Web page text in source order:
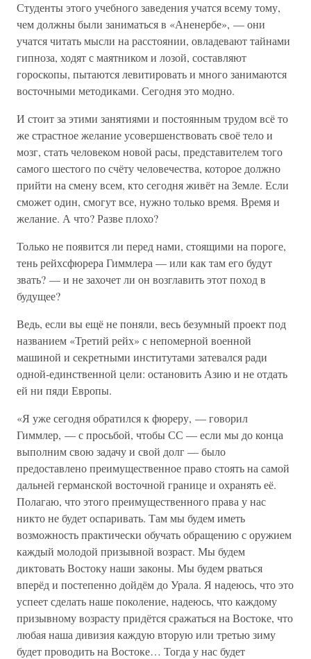
Студенты этого учебного заведения учатся всему тому,
чем должны были заниматься в «Аненербе», — они
учатся читать мысли на расстоянии, овладевают тайнами
гипноза, ходят с маятником и лозой, составляют
гороскопы, пытаются левитировать и много занимаются
восточными методиками. Сегодня это модно.
И стоит за этими занятиями и постоянным трудом всё то
же страстное желание усовершенствовать своё тело и
мозг, стать человеком новой расы, представителем того
самого шестого по счёту человечества, которое должно
прийти на смену всем, кто сегодня живёт на Земле. Если
сможет один, смогут все, нужно только время. Время и
желание. А что? Разве плохо?
Только не появится ли перед нами, стоящими на пороге,
тень рейхсфюрера Гиммлера — или как там его будут
звать? — и не захочет ли он возглавить этот поход в
будущее?
Ведь, если вы ещё не поняли, весь безумный проект под
названием «Третий рейх» с непомерной военной
машиной и секретными институтами затевался ради
одной-единственной цели: остановить Азию и не отдать
ей ни пяди Европы.
«Я уже сегодня обратился к фюреру, — говорил
Гиммлер, — с просьбой, чтобы СС — если мы до конца
выполним свою задачу и свой долг — было
предоставлено преимущественное право стоять на самой
дальней германской восточной границе и охранять её.
Полагаю, что этого преимущественного права у нас
никто не будет оспаривать. Там мы будем иметь
возможность практически обучать обращению с оружием
каждый молодой призывной возраст. Мы будем
диктовать Востоку наши законы. Мы будем рваться
вперёд и постепенно дойдём до Урала. Я надеюсь, что это
успеет сделать наше поколение, надеюсь, что каждому
призывному возрасту придётся сражаться на Востоке, что
любая наша дивизия каждую вторую или третью зиму
будет проводить на Востоке… Тогда у нас будет